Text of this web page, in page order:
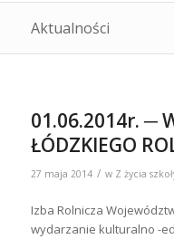
Aktualności
01.06.2014r. ─
ŁÓDZKIEGO
27 maja 2014 / w Z życia
Izba Rolnicza
wydarzanie kulturalno -